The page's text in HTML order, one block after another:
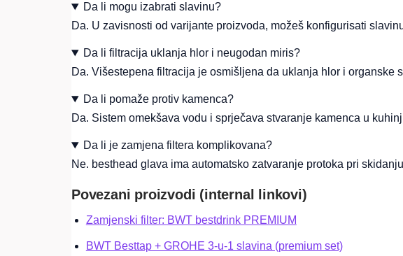
Da li mogu izabrati slavinu?
Da. U zavisnosti od varijante proizvoda, možeš konfigurisati
Da li filtracija uklanja hlor i neugodan miris?
Da. Višestepena filtracija je osmišljena da uklanja hlor i organske
Da li pomaže protiv kamenca?
Da. Sistem omekšava vodu i sprječava stvaranje kamenca u
Da li je zamjena filtera komplikovana?
Ne. besthead glava ima automatsko zatvaranje protoka pri
Povezani proizvodi (internal linkovi)
Zamjenski filter: BWT bestdrink PREMIUM
BWT Besttap + GROHE 3‑u‑1 slavina (premium set)